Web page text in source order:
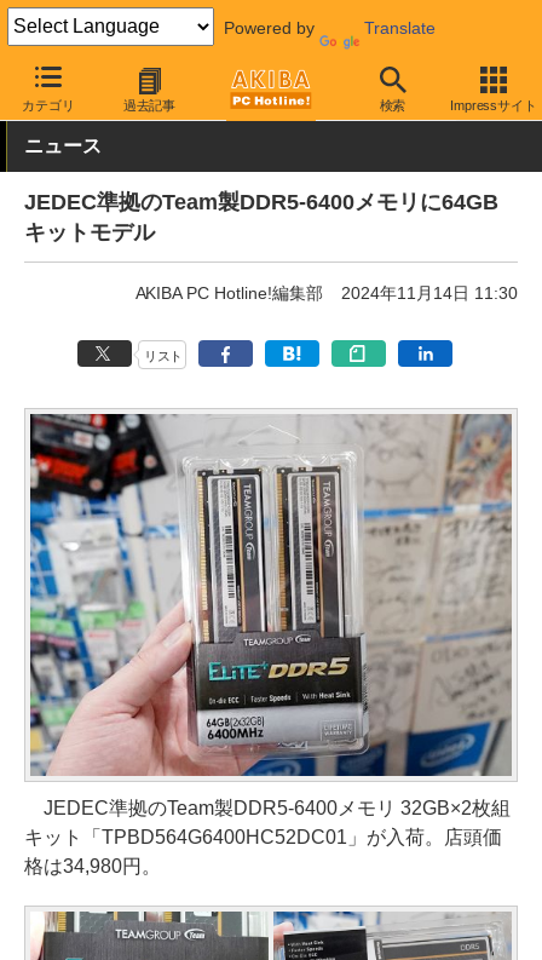
Powered by Translate
カテゴリ 過去記事 検索 Impressサイト
AKIBA PC Hotline! PCパーツ メモリ DDR5メモリ
ニュース
JEDEC準拠のTeam製DDR5-6400メモリに64GB
キットモデル
AKIBA PC Hotline!編集部 2024年11月14日 11:30
リスト
JEDEC準拠のTeam製DDR5-6400メモリ 32GB×2枚組
キット「TPBD564G6400HC52DC01」が入荷。店頭価
格は34,980円。